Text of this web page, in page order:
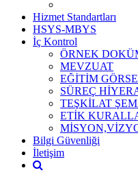
Hizmet Standartları
HSYS-MBYS
İç Kontrol
ÖRNEK
MEVZUAT
EĞİTİM
SÜREÇ
TEŞKİLAT
ETİK
Bilgi Güvenliği
İletişim